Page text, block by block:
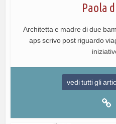
Paola
Architetta e madre di due
aps scrivo post riguardo
vedi tutti gli